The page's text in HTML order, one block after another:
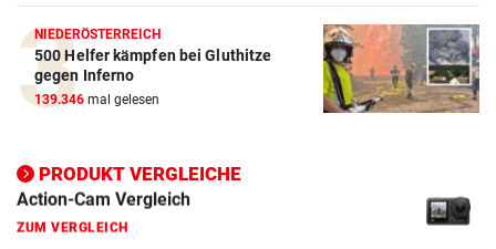
NIEDERÖSTERREICH
500 Helfer kämpfen bei Gluthitze
gegen Inferno
139.346 mal gelesen
PRODUKT VERGLEICHE
E-Bike Vergleich
ZUM VERGLEICH
ZUM VERGLEICH
Ergometer Vergleich